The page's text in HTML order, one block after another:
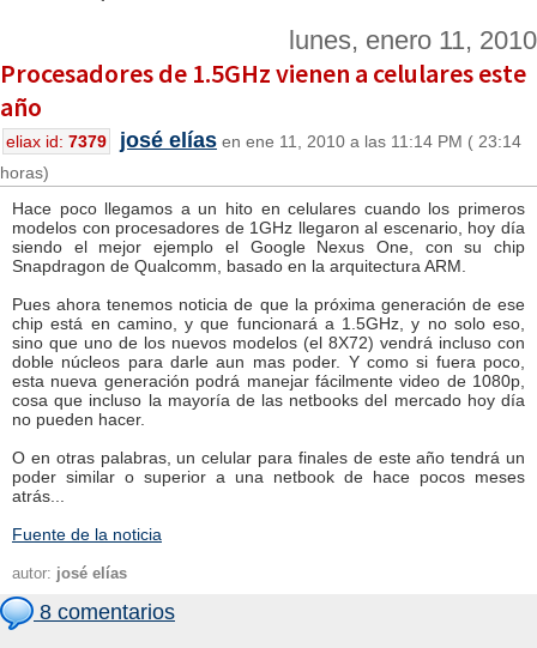
lunes, enero 11, 2010
Procesadores de 1.5GHz vienen a celulares este
año
eliax id: 7379 josé elías en ene 11, 2010 a las 11:14 PM ( 23:14
horas)
Hace poco llegamos a un hito en celulares cuando los primeros
modelos con procesadores de 1GHz llegaron al escenario, hoy día
siendo el mejor ejemplo el Google Nexus One, con su chip
Snapdragon de Qualcomm, basado en la arquitectura ARM.
Pues ahora tenemos noticia de que la próxima generación de ese
chip está en camino, y que funcionará a 1.5GHz, y no solo eso,
sino que uno de los nuevos modelos (el 8X72) vendrá incluso con
doble núcleos para darle aun mas poder. Y como si fuera poco,
esta nueva generación podrá manejar fácilmente video de 1080p,
cosa que incluso la mayoría de las netbooks del mercado hoy día
no pueden hacer.
O en otras palabras, un celular para finales de este año tendrá un
poder similar o superior a una netbook de hace pocos meses
atrás...
Fuente de la noticia
autor: josé elías
8 comentarios